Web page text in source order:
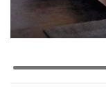
Möbel-
Konfigurator
0%
Finanzierung